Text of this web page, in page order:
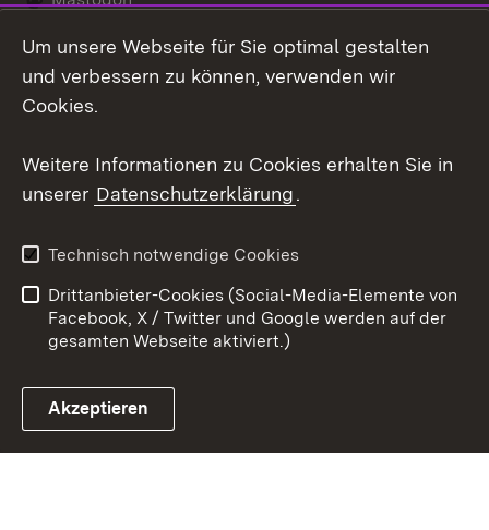
Messenger
Link zum Landesportal
Kontakt
Impressum
Cookies
Um unsere Webseite für Sie optimal gestalten
und verbessern zu können, verwenden wir
Cookies.
Weitere Informationen zu Cookies erhalten Sie in
unserer Datenschutzerklärung.
Technisch notwendige Cookies
Drittanbieter-Cookies (Social-Media-Elemente von
Facebook, X / Twitter und Google werden auf der
gesamten Webseite aktiviert.)
Akzeptieren